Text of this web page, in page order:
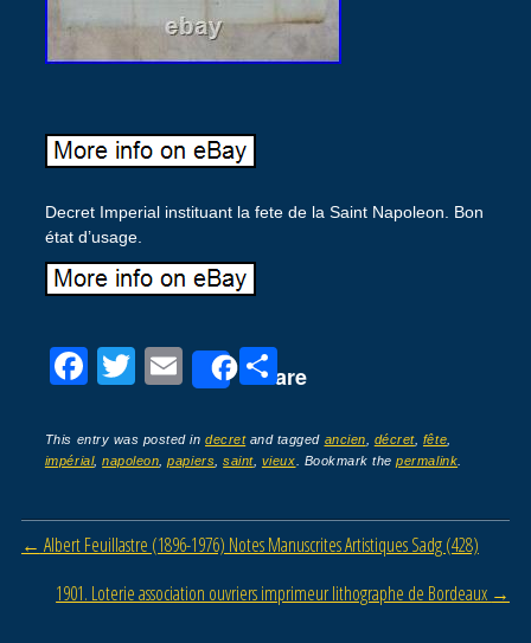
Decret Imperial instituant la fete de la Saint Napoleon. Bon
état d’usage.
F
c
e
b
o
o
T
tt
er
E
ail
Share
P
ta
g
er
This entry was posted indecretand tagged ancien décret, fête
impérial,napoleon ,papiers ,saint, vieux . Bookmark thepermalink
Post navigation
← Albert Feuillastre (1896-1976) Notes Manuscrites Artistiques Sadg (428)
1901. Loterie association ouvriers imprimeur lithographe de Bordeaux →